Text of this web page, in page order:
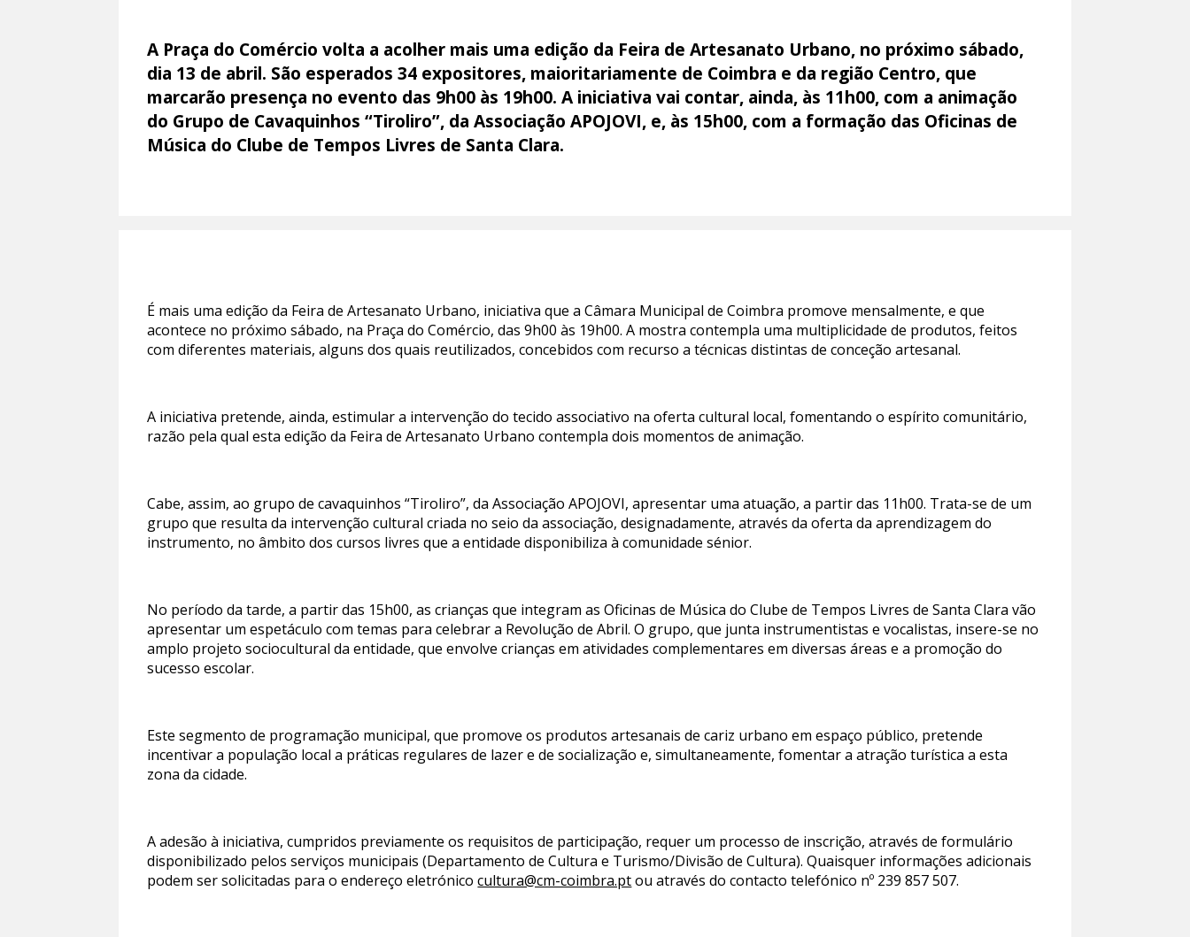
A Praça do Comércio volta a acolher mais uma edição da Feira de Artesanato Urbano, no próximo sábado,
dia 13 de abril. São esperados 34 expositores, maioritariamente de Coimbra e da região Centro, que
marcarão presença no evento das 9h00 às 19h00. A iniciativa vai contar, ainda, às 11h00, com a animação
do Grupo de Cavaquinhos “Tiroliro”, da Associação APOJOVI, e, às 15h00, com a formação das Oficinas de
Música do Clube de Tempos Livres de Santa Clara.
É mais uma edição da Feira de Artesanato Urbano, iniciativa que a Câmara Municipal de Coimbra promove mensalmente, e que
acontece no próximo sábado, na Praça do Comércio, das 9h00 às 19h00. A mostra contempla uma multiplicidade de produtos, feitos
com diferentes materiais, alguns dos quais reutilizados, concebidos com recurso a técnicas distintas de conceção artesanal.
A iniciativa pretende, ainda, estimular a intervenção do tecido associativo na oferta cultural local, fomentando o espírito comunitário,
razão pela qual esta edição da Feira de Artesanato Urbano contempla dois momentos de animação.
Cabe, assim, ao grupo de cavaquinhos “Tiroliro”, da Associação APOJOVI, apresentar uma atuação, a partir das 11h00. Trata-se de um
grupo que resulta da intervenção cultural criada no seio da associação, designadamente, através da oferta da aprendizagem do
instrumento, no âmbito dos cursos livres que a entidade disponibiliza à comunidade sénior.
No período da tarde, a partir das 15h00, as crianças que integram as Oficinas de Música do Clube de Tempos Livres de Santa Clara vão
apresentar um espetáculo com temas para celebrar a Revolução de Abril. O grupo, que junta instrumentistas e vocalistas, insere-se no
amplo projeto sociocultural da entidade, que envolve crianças em atividades complementares em diversas áreas e a promoção do
sucesso escolar.
Este segmento de programação municipal, que promove os produtos artesanais de cariz urbano em espaço público, pretende
incentivar a população local a práticas regulares de lazer e de socialização e, simultaneamente, fomentar a atração turística a esta
zona da cidade.
A adesão à iniciativa, cumpridos previamente os requisitos de participação, requer um processo de inscrição, através de formulário
disponibilizado pelos serviços municipais (Departamento de Cultura e Turismo/Divisão de Cultura). Quaisquer informações adicionais
podem ser solicitadas para o endereço eletrónicocultura@cm-coimbra.ptou através do contacto telefónico nº 239 857 507.